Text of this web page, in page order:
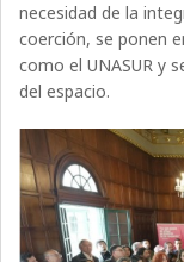
necesidad de la
coerción, se ponen
como el UNASUR y
del espacio.